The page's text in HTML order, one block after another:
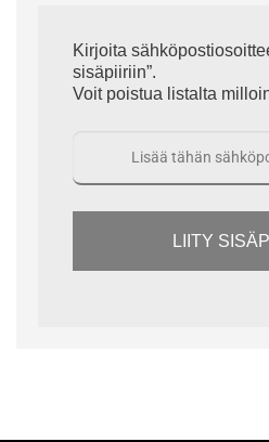
Kirjoita
sisäpiiriin”.
Voit poistua listalta
LIITY